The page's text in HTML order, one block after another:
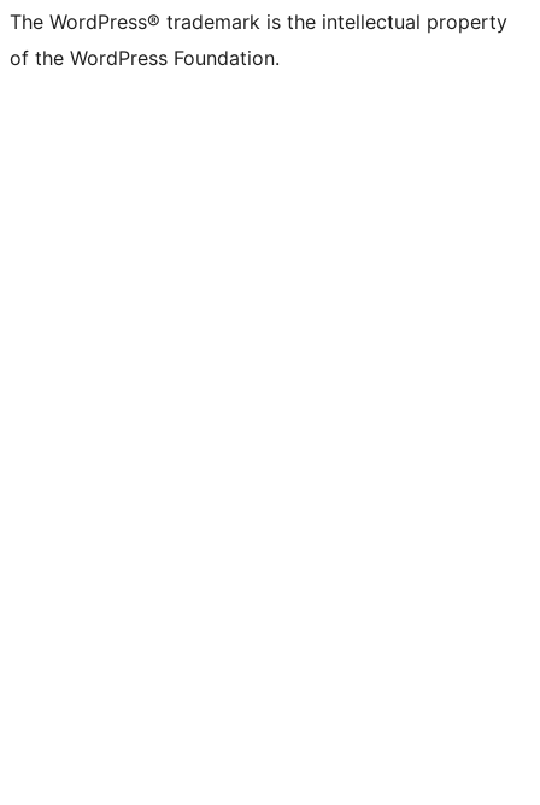
The WordPress® trademark is the intellectual property
of the WordPress Foundation.